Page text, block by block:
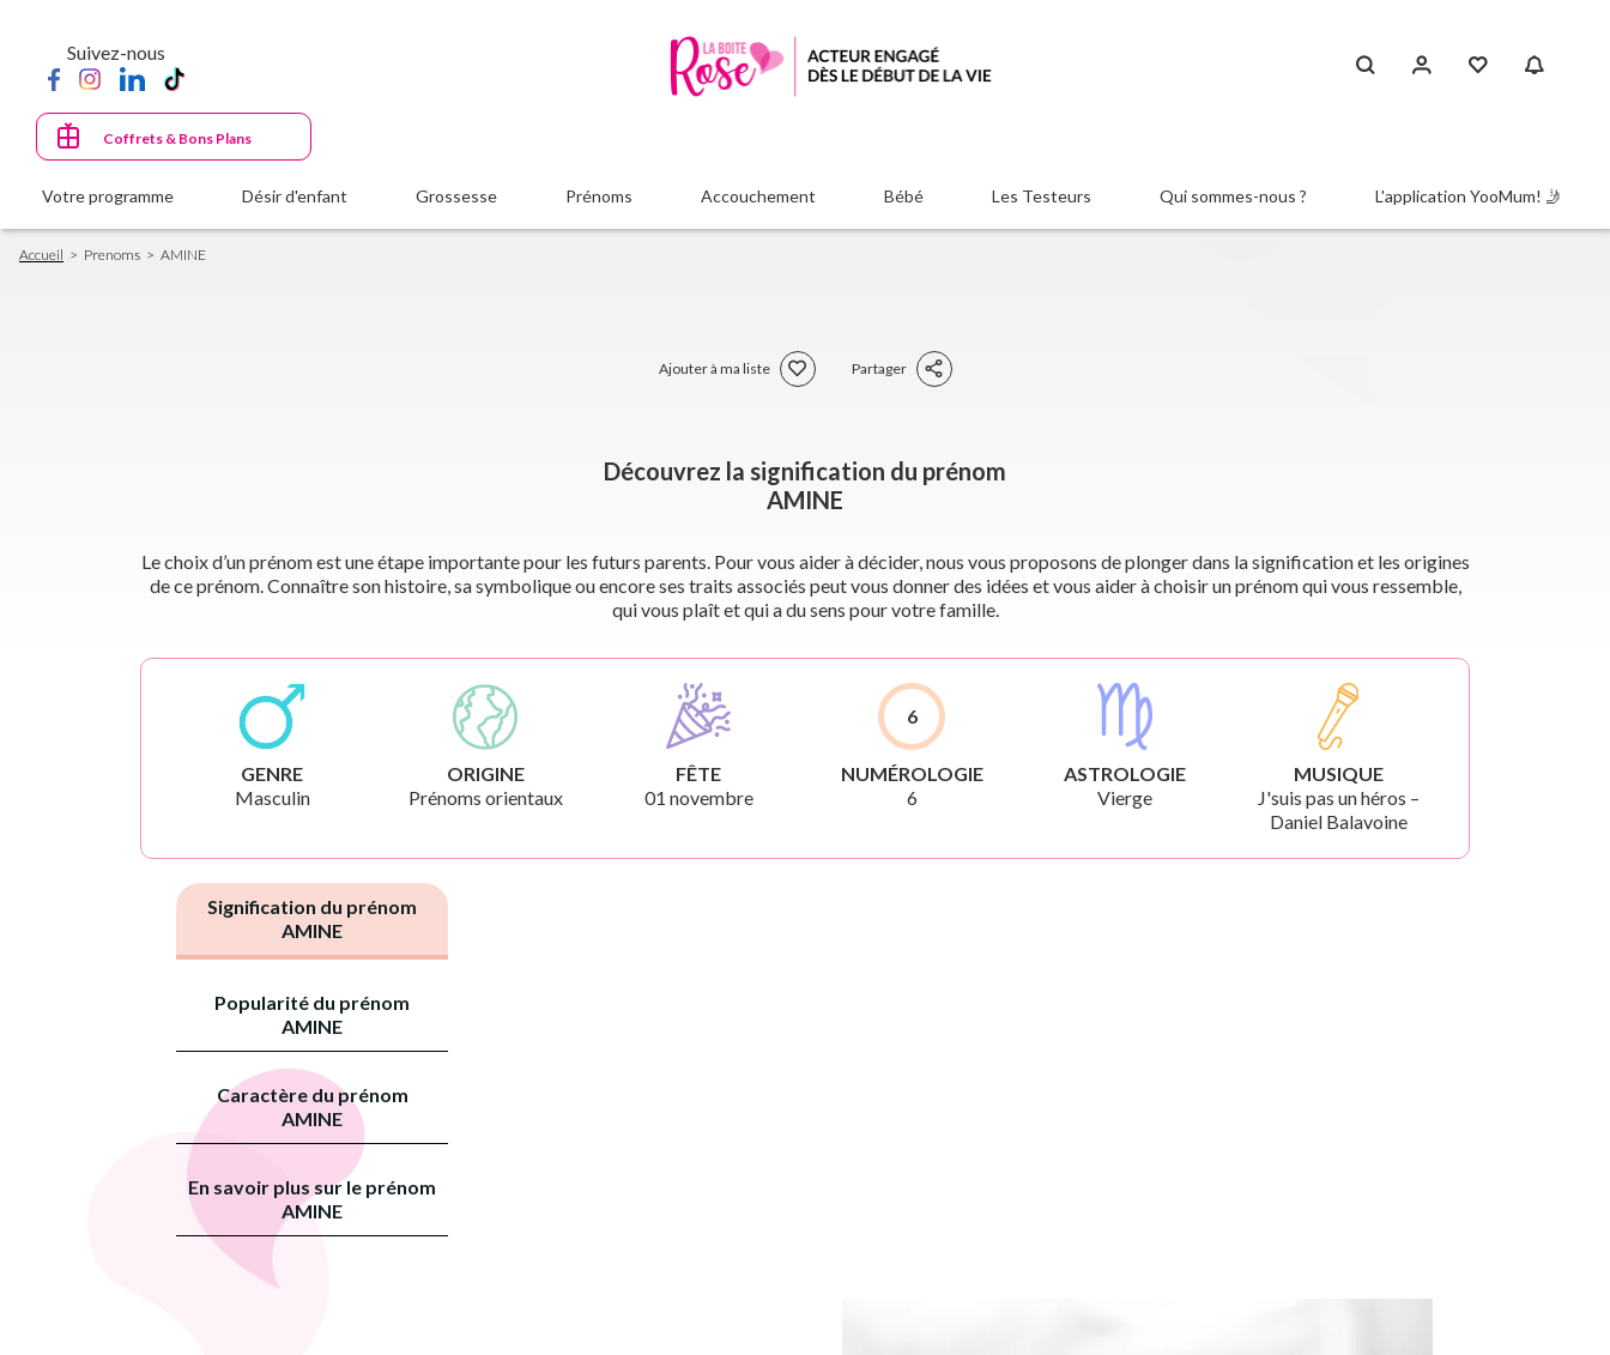
principal
Suivez-nous
Coffrets & Bons Plans
Votre programme Désir d'enfant Grossesse Prénoms Accouchement Bébé Les Testeurs Qui sommes-nous ? L'application YooMum! 🤳
Fil
d'Ariane
Accueil Prenoms AMINE
Ajouter à ma liste Partager
Découvrez la signification du prénom
AMINE
Le choix d’un prénom est une étape importante pour les futurs parents. Pour vous aider à décider, nous vous proposons de plonger dans la signification et les origines
de ce prénom. Connaître son histoire, sa symbolique ou encore ses traits associés peut vous donner des idées et vous aider à choisir un prénom qui vous ressemble,
qui vous plaît et qui a du sens pour votre famille.
GENRE
Masculin
ORIGINE
Prénoms orientaux
FÊTE
01 novembre
6
NUMÉROLOGIE
6
ASTROLOGIE
Vierge
MUSIQUE
J'suis pas un héros –
Daniel Balavoine
Signification du prénom
AMINE
Popularité du prénom
AMINE
Caractère du prénom
AMINE
En savoir plus sur le prénom
AMINE